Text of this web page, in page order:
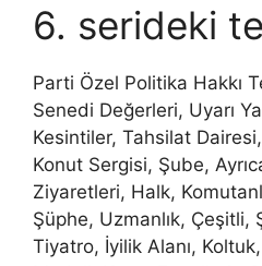
6. serideki
Parti Özel Politika Hakkı
Senedi Değerleri, Uyarı
Kesintiler, Tahsilat
Konut Sergisi, Şube,
Ziyaretleri, Halk,
Şüphe, Uzmanlık, Çeşitli,
Tiyatro, İyilik Alanı,